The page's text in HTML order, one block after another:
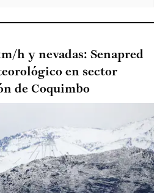
h y nevadas: Senapred
en sector
de Coquimbo